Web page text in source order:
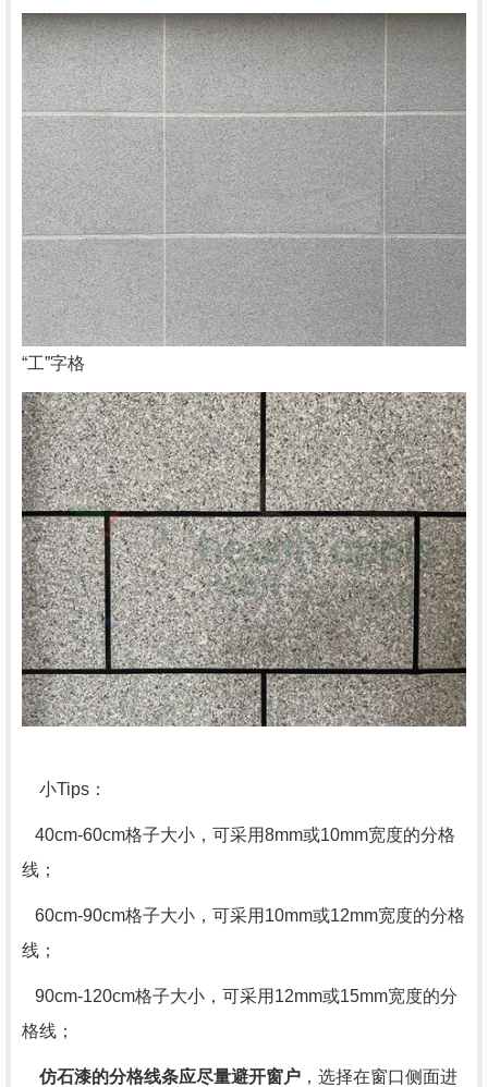
“工”字格
小Tips ：
40cm-60cm格子大小，可采用8mm或10mm宽度的分格
线；
60cm-90cm格子大小，可采用 10mm或12mm宽度的分格
线；
90cm-120cm格子大小，可采用 12mm或15mm宽度的分
格线；
仿石漆的分格线条应尽量避开窗户 ，选择在窗口侧面进